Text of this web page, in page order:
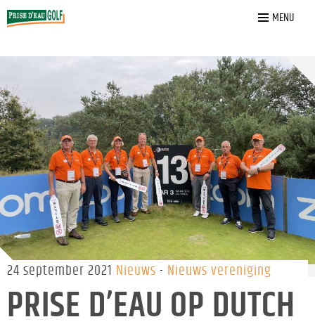
MENU
Home
24 september 2021 Nieuws Nieuws vereniging
PRISE D’EAU OP DUTCH